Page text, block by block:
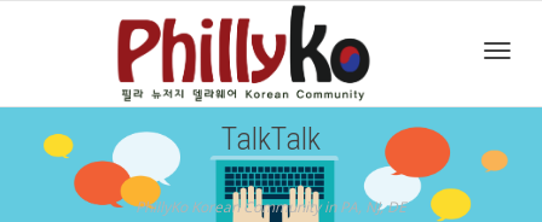
TalkTalk
PhillyKo Korean Community in PA, NJ, DE